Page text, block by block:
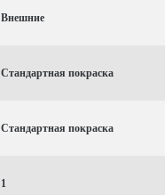
Внешние
Стандартная покраска
Стандартная покраска
1